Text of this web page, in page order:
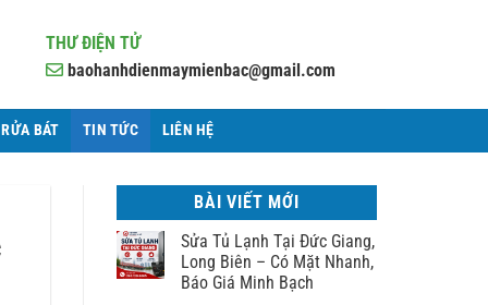
THƯ ĐIỆN TỬ
baohanhdienmaymienbac@gmail.com
BÁT TIN TỨC LIÊN HỆ
BÀI VIẾT MỚI
Sửa Tủ Lạnh Tại Đức Giang,
Long Biên – Có Mặt Nhanh,
Báo Giá Minh Bạch